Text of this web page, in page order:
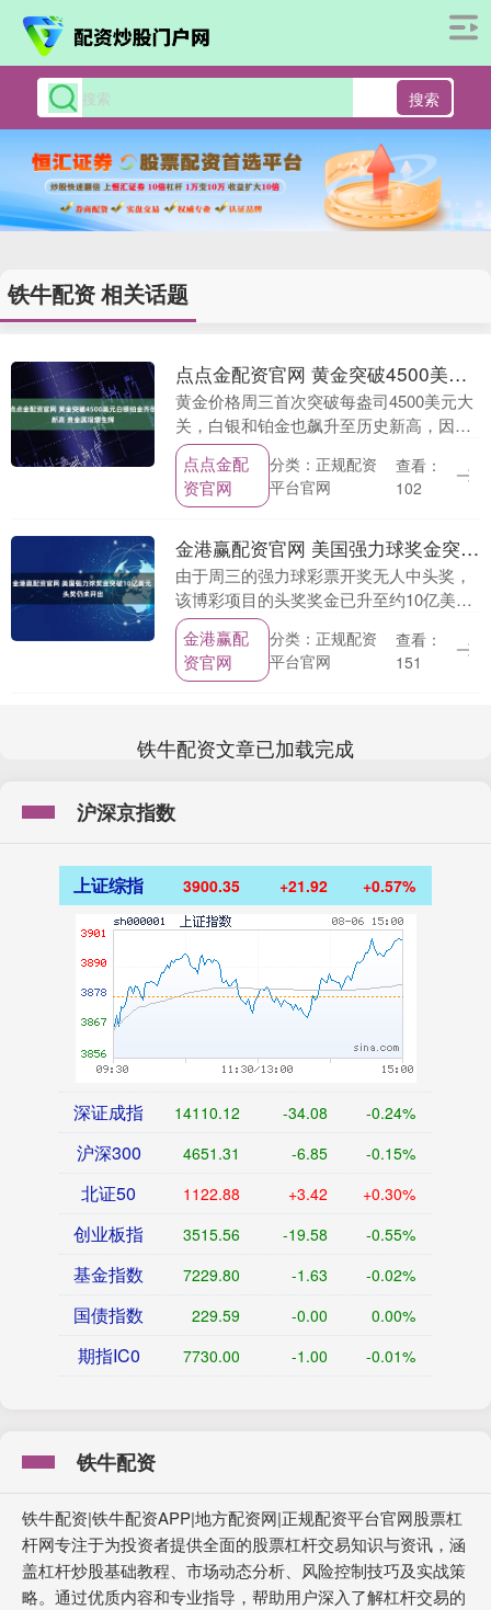
搜索
铁牛配资 相关话题
点点金配资官网 黄金突破4500美元白银铂金齐创新高 贵金属熠熠生辉
黄金价格周三首次突破每盎司4500美元大
关，白银和铂金也飙升至历史新高，因投
资者纷纷买入贵金属以对冲地缘政治和贸
易风险，并预期美国将在2026年进一步降
息。 现....
点点金配
资官网
分类：正规配资
平台官网
查看：
102
金港赢配资官网 美国强力球奖金突破10亿美元 头奖仍未开出
由于周三的强力球彩票开奖无人中头奖，
该博彩项目的头奖奖金已升至约10亿美
元。在已售出的彩票中，有三张彩票匹配
五个号码，各获100万美元奖金。 海量资
讯、精准解读....
金港赢配
资官网
分类：正规配资
平台官网
查看：
151
铁牛配资文章已加载完成
沪深京指数
上证综指 3900.35 +21.92 +0.57%
深证成指 14110.12 -34.08 -0.24%
沪深300 4651.31 -6.85 -0.15%
北证50 1122.88 +3.42 +0.30%
创业板指 3515.56 -19.58 -0.55%
基金指数 7229.80 -1.63 -0.02%
国债指数 229.59 -0.00 0.00%
期指IC0 7730.00 -1.00 -0.01%
铁牛配资
铁牛配资|铁牛配资APP|地方配资网|正规配资平台官网股票杠
杆网专注于为投资者提供全面的股票杠杆交易知识与资讯，涵
盖杠杆炒股基础教程、市场动态分析、风险控制技巧及实战策
略。通过优质内容和专业指导，帮助用户深入了解杠杆交易的